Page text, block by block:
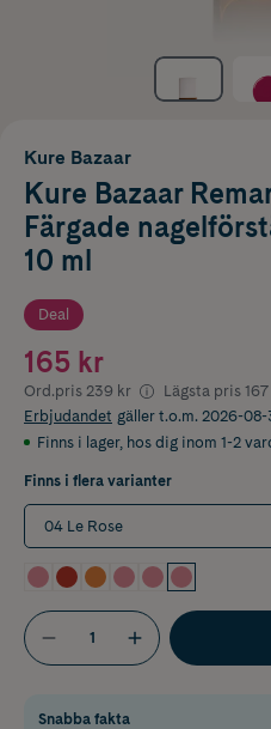
Kure Bazaar
Kure Bazaar
Färgade
10 ml
Deal
165 kr
Ord.pris 239 kr Lägsta pris
Erbjudandet gäller t.o.m. 2026-
Finns i lager, hos dig inom 1-2
Finns i flera varianter
04 Le Rose
Snabba fakta